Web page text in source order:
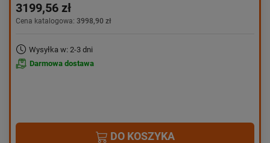
3199,56 zł
Cena katalogowa: 3998,90 zł
Wysyłka w: 2-3 dni
Darmowa dostawa
DO KOSZYKA